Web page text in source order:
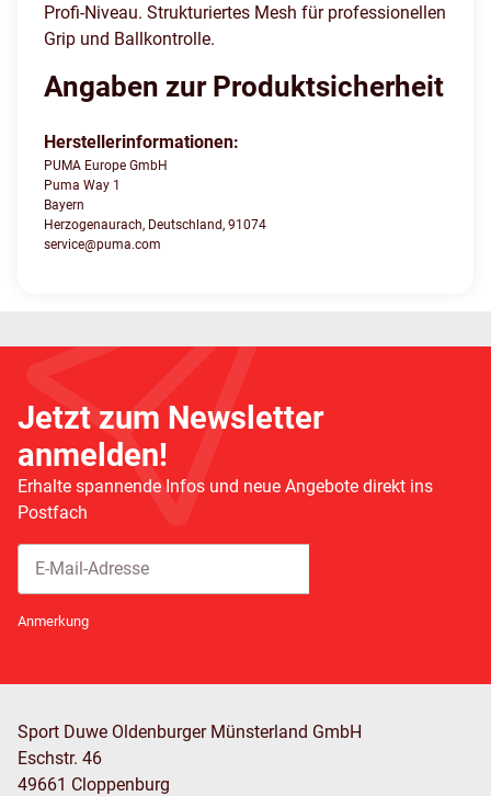
Profi-Niveau. Strukturiertes Mesh für professionellen
Grip und Ballkontrolle.
Angaben zur Produktsicherheit
Herstellerinformationen:
PUMA Europe GmbH
Puma Way 1
Bayern
Herzogenaurach, Deutschland, 91074
service@puma.com
Jetzt zum Newsletter
anmelden!
Erhalte spannende Infos und neue Angebote direkt ins
Postfach
Anmerkung
Sport Duwe Oldenburger Münsterland GmbH
Eschstr. 46
49661 Cloppenburg